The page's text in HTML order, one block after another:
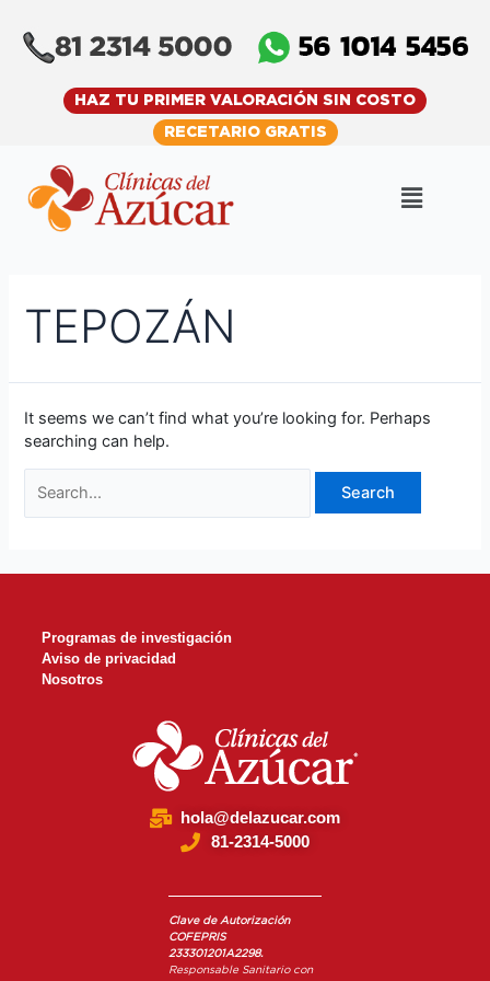
content
HAZ TU PRIMER VALORACIÓN SIN COSTO
RECETARIO GRATIS
Menu
TEPOZÁN
It seems we can’t find what you’re looking for. Perhaps
searching can help.
for:
Programas de investigación
Aviso de privacidad
Nosotros
hola@delazucar.com
81-2314-5000
Clave de Autorización
COFEPRIS
233301201A2298.
Responsable Sanitario con